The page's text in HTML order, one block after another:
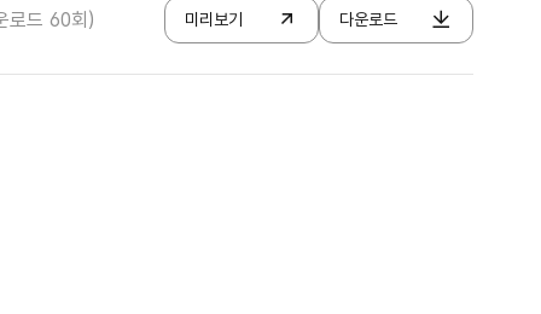
로드 60회) 미리보기 다운로드